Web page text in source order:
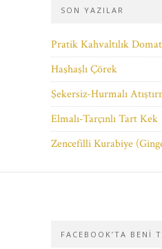
SON YAZILAR
Pratik Kahvaltılık
Haşhaşlı Çörek
Şekersiz-Hurmalı
Elmalı-Tarçınlı Tart Kek
Zencefilli Kurabiye
FACEBOOK’TA BENI